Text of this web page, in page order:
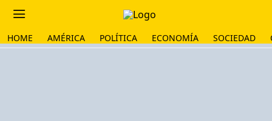
HOME AMÉRICA POLÍTICA ECONOMÍA SOCIEDAD